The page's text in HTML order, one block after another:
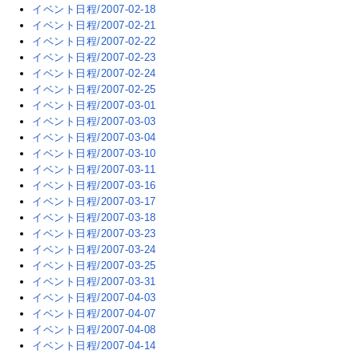
イベント日程/2007-02-18
イベント日程/2007-02-21
イベント日程/2007-02-22
イベント日程/2007-02-23
イベント日程/2007-02-24
イベント日程/2007-02-25
イベント日程/2007-03-01
イベント日程/2007-03-03
イベント日程/2007-03-04
イベント日程/2007-03-10
イベント日程/2007-03-11
イベント日程/2007-03-16
イベント日程/2007-03-17
イベント日程/2007-03-18
イベント日程/2007-03-23
イベント日程/2007-03-24
イベント日程/2007-03-25
イベント日程/2007-03-31
イベント日程/2007-04-03
イベント日程/2007-04-07
イベント日程/2007-04-08
イベント日程/2007-04-14